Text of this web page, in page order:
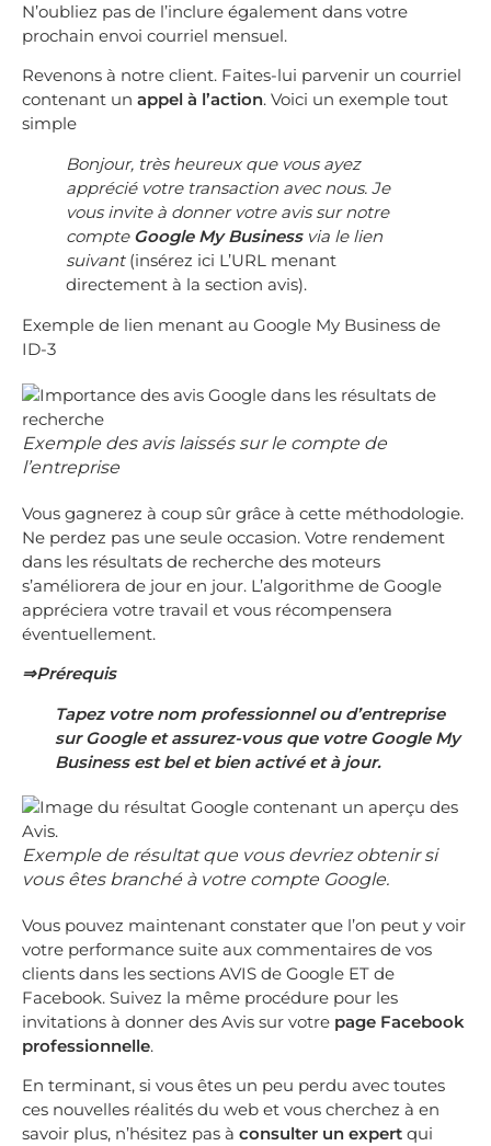
N’oubliez pas de l’inclure également dans votre
prochain envoi courriel mensuel.
Revenons à notre client. Faites-lui parvenir un courriel
contenant un appel à l’action. Voici un exemple tout
simple
Bonjour, très heureux que vous ayez
apprécié votre transaction avec nous. Je
vous invite à donner votre avis sur notre
compte Google My Businessvia le lien
suivant(insérez ici L’URL menant
directement à la section avis).
Exemple de lien menant au Google My Business de
ID-3
Exemple des avis laissés sur le compte de
l’entreprise
Vous gagnerez à coup sûr grâce à cette méthodologie.
Ne perdez pas une seule occasion. Votre rendement
dans les résultats de recherche des moteurs
s’améliorera de jour en jour. L’algorithme de Google
appréciera votre travail et vous récompensera
éventuellement.
⇒Prérequis
Tapez votre nom professionnel ou d’entreprise
sur Google et assurez-vous que votre Google My
Business est bel et bien activé et à jour.
Exemple de résultat que vous devriez obtenir si
vous êtes branché à votre compte Google.
Vous pouvez maintenant constater que l’on peut y voir
votre performance suite aux commentaires de vos
clients dans les sections AVIS de Google ET de
Facebook. Suivez la même procédure pour les
invitations à donner des Avis sur votre page Facebook
professionnelle.
En terminant, si vous êtes un peu perdu avec toutes
ces nouvelles réalités du web et vous cherchez à en
savoir plus, n’hésitez pas à consulter un expert qui